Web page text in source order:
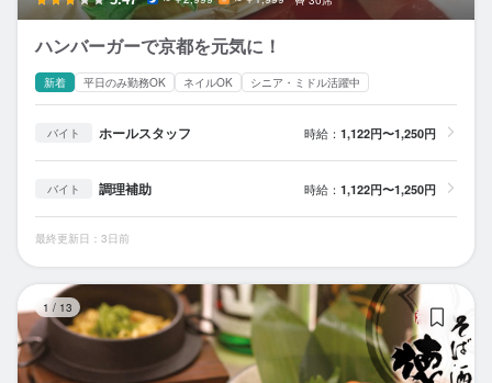
ハンバーガーで京都を元気に！
新着 平日のみ勤務OK ネイルOK シニア・ミドル活躍中
バイト ホールスタッフ 時給： 1,122円〜1,250円
バイト 調理補助 時給： 1,122円〜1,250円
最終更新日：3日前
1 / 13